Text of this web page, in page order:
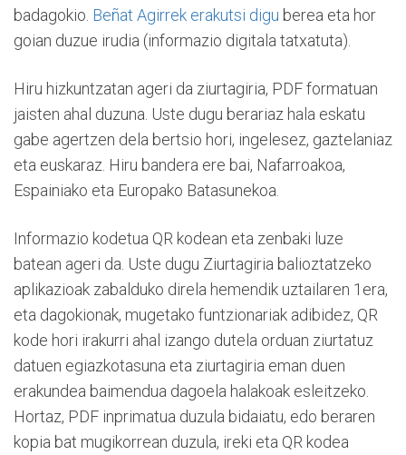
badagokio. Beñat Agirrek erakutsi digu berea eta hor
goian duzue irudia (informazio digitala tatxatuta).
Hiru hizkuntzatan ageri da ziurtagiria, PDF formatuan
jaisten ahal duzuna. Uste dugu berariaz hala eskatu
gabe agertzen dela bertsio hori, ingelesez, gaztelaniaz
eta euskaraz. Hiru bandera ere bai, Nafarroakoa,
Espainiako eta Europako Batasunekoa.
Informazio kodetua QR kodean eta zenbaki luze
batean ageri da. Uste dugu Ziurtagiria balioztatzeko
aplikazioak zabalduko direla hemendik uztailaren 1era,
eta dagokionak, mugetako funtzionariak adibidez, QR
kode hori irakurri ahal izango dutela orduan ziurtatuz
datuen egiazkotasuna eta ziurtagiria eman duen
erakundea baimendua dagoela halakoak esleitzeko.
Hortaz, PDF inprimatua duzula bidaiatu, edo beraren
kopia bat mugikorrean duzula, ireki eta QR kodea